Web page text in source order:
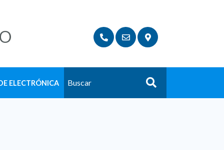
ELECTRÓNICA Buscar